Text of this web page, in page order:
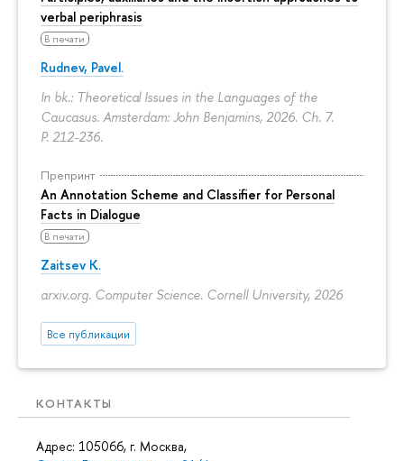
verbal periphrasis
В печати
Rudnev, Pavel.
In bk.: Theoretical Issues in the Languages of the
Caucasus. Amsterdam: John Benjamins, 2026. Ch. 7.
P. 212-236.
Препринт
An Annotation Scheme and Classifier for Personal
Facts in Dialogue
В печати
Zaitsev K.
arxiv.org. Computer Science. Cornell University, 2026
Все публикации
КОНТАКТЫ
Адрес: 105066, г. Москва,